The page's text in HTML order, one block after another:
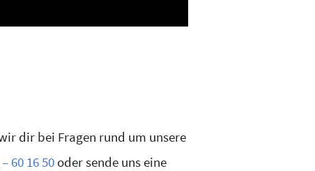
dir bei Fragen rund um unsere
60 16 50 oder sende uns eine